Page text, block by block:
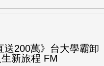
200萬》台大學霸卸
新旅程 FM